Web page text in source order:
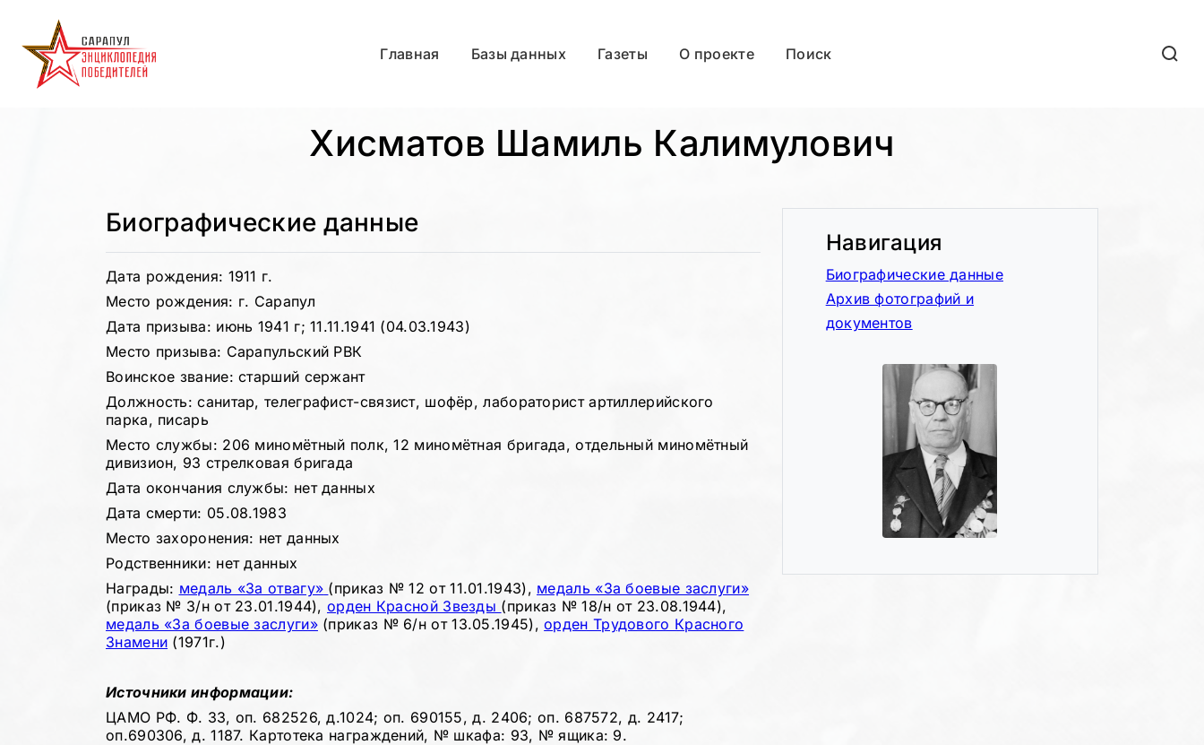
Главная Базы данных Газеты О проекте Поиск
Хисматов Шамиль Калимулович
Биографические данные
Дата рождения: 1911 г.
Место рождения: г. Сарапул
Дата призыва: июнь 1941 г; 11.11.1941 (04.03.1943)
Место призыва: Сарапульский РВК
Воинское звание: старший сержант
Должность: санитар, телеграфист-связист, шофёр, лабораторист артиллерийского
парка, писарь
Место службы: 206 миномётный полк, 12 миномётная бригада, отдельный миномётный
дивизион, 93 стрелковая бригада
Дата окончания службы: нет данных
Дата смерти: 05.08.1983
Место захоронения: нет данных
Родственники: нет данных
Награды: медаль «За отвагу» (приказ № 12 от 11.01.1943), медаль «За боевые заслуги»
(приказ № 3/н от 23.01.1944),орден Красной Звезды (приказ № 18/н от 23.08.1944),
медаль «За боевые заслуги»(приказ № 6/н от 13.05.1945),орден Трудового Красного
Знамени (1971г.)
Источники информации:
ЦАМО РФ. Ф. 33, оп. 682526, д.1024; оп. 690155, д. 2406; оп. 687572, д. 2417;
оп.690306, д. 1187. Картотека награждений, № шкафа: 93, № ящика: 9.
Навигация
Биографические данные
Архив фотографий и
документов